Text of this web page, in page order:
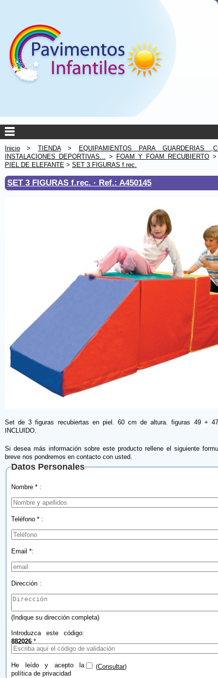
Inicio > TIENDA>
EQUIPAMIENTOS PARA GUARDERIAS
INSTALACIONES DEPORTIVAS... > FOAM Y FOAM RECUBIERTO
PIEL DE ELEFANTE > SET 3 FIGURAS f.rec.
SET 3 FIGURAS f.rec. · Ref.: A450145
Set de 3 figuras recubiertas en piel. 60 cm de altura. figuras 49 +
INCLUIDO.
Si desea más información sobre este producto rellene el siguiente
breve nos pondremos en contacto con usted.
Datos Personales
Nombre * :
Teléfono * :
Email *:
Dirección :
(Indique su dirección completa)
Introduzca este código:
882026 *
He leído y acepto la
política de privacidad
(Consultar)